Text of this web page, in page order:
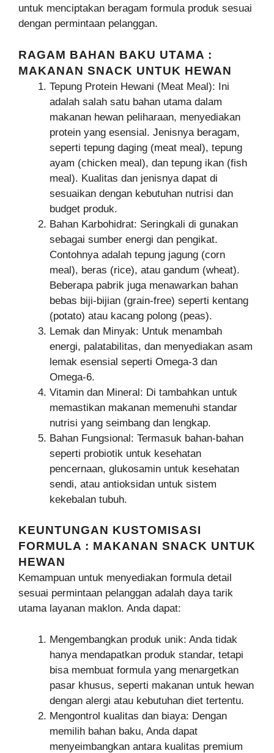
untuk menciptakan beragam formula produk sesuai
dengan permintaan pelanggan.
RAGAM BAHAN BAKU UTAMA :
MAKANAN SNACK UNTUK HEWAN
Tepung Protein Hewani (Meat Meal): Ini
adalah salah satu bahan utama dalam
makanan hewan peliharaan, menyediakan
protein yang esensial. Jenisnya beragam,
seperti tepung daging (meat meal), tepung
ayam (chicken meal), dan tepung ikan (fish
meal). Kualitas dan jenisnya dapat di
sesuaikan dengan kebutuhan nutrisi dan
budget produk.
Bahan Karbohidrat: Seringkali di gunakan
sebagai sumber energi dan pengikat.
Contohnya adalah tepung jagung (corn
meal), beras (rice), atau gandum (wheat).
Beberapa pabrik juga menawarkan bahan
bebas biji-bijian (grain-free) seperti kentang
(potato) atau kacang polong (peas).
Lemak dan Minyak: Untuk menambah
energi, palatabilitas, dan menyediakan asam
lemak esensial seperti Omega-3 dan
Omega-6.
Vitamin dan Mineral: Di tambahkan untuk
memastikan makanan memenuhi standar
nutrisi yang seimbang dan lengkap.
Bahan Fungsional: Termasuk bahan-bahan
seperti probiotik untuk kesehatan
pencernaan, glukosamin untuk kesehatan
sendi, atau antioksidan untuk sistem
kekebalan tubuh.
KEUNTUNGAN KUSTOMISASI
FORMULA : MAKANAN SNACK UNTUK
HEWAN
Kemampuan untuk menyediakan formula detail
sesuai permintaan pelanggan adalah daya tarik
utama layanan maklon. Anda dapat:
Mengembangkan produk unik: Anda tidak
hanya mendapatkan produk standar, tetapi
bisa membuat formula yang menargetkan
pasar khusus, seperti makanan untuk hewan
dengan alergi atau kebutuhan diet tertentu.
Mengontrol kualitas dan biaya: Dengan
memilih bahan baku, Anda dapat
menyeimbangkan antara kualitas premium